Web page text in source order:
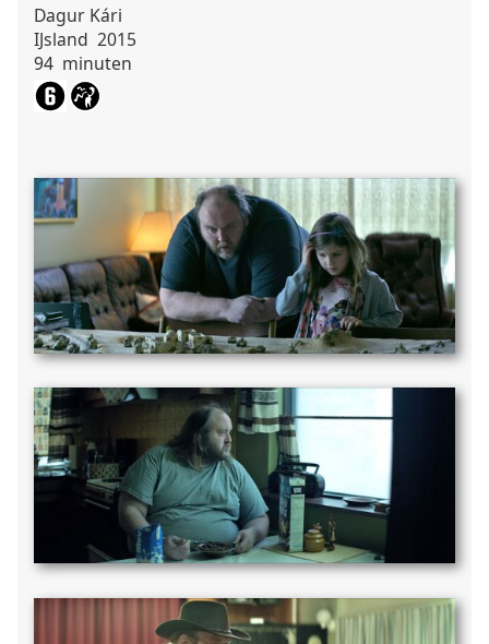
Dagur Kári
IJsland 2015
94 minuten